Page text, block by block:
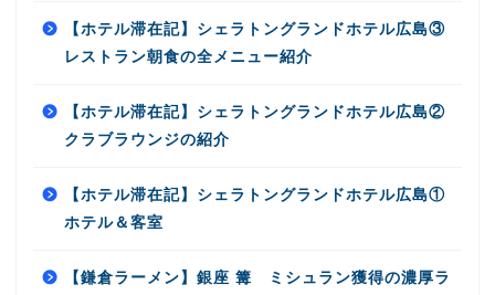
【ホテル滞在記】シェラトングランドホテル広島③
レストラン朝食の全メニュー紹介
【ホテル滞在記】シェラトングランドホテル広島②
クラブラウンジの紹介
【ホテル滞在記】シェラトングランドホテル広島①
ホテル＆客室
【鎌倉ラーメン】銀座 篝 ミシュラン獲得の濃厚ラ